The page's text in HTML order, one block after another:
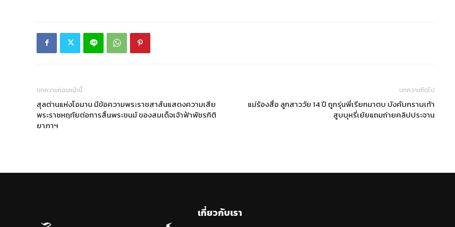
บทความก่อนหน้านี้
สุลต่านแห่งโอมาน มีข้อความพระราชสาส์นแสดงความเสีย
พระราชหฤทัยต่อการสิ้นพระชนม์ ของสมเด็จเจ้าฟ้าพัชรกิติ
ยาภาฯ
บทความถัดไป
แม่ร้องสื่อ ลูกสาววัย 14 ปี ถูกรุ่นพี่เรียกมาตบ บังคับกราบเท้า
สูบบุหรี่เย้ยแถมถ่ายคลิปประจาน
เกี่ยวกับเรา